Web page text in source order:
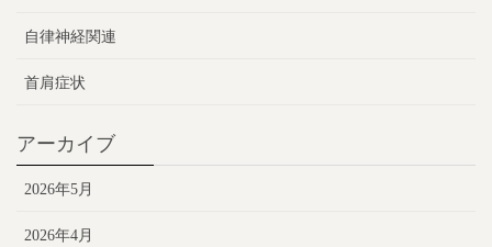
自律神経関連
首肩症状
アーカイブ
2026年5月
2026年4月